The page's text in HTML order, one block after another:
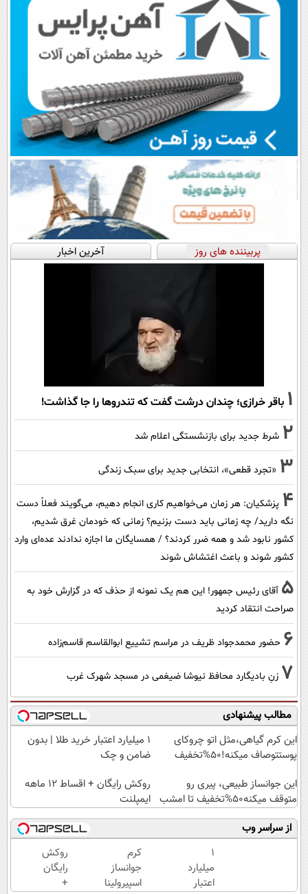
پربیننده های روز آخرین اخبار
1 باقر خرازی؛ چندان درشت گفت که تندروها را جا گذاشت!
2 شرط جدید برای بازنشستگی اعلام شد
3 «تجرد قطعی»، انتخابی جدید برای سبک زندگی
4 پزشکیان: هر زمان می‌خواهیم کاری انجام دهیم، می‌گویند فعلاً دست
نگه دارید/ چه زمانی باید دست بزنیم؟ زمانی که خودمان غرق شدیم،
کشور نابود شد و همه ضرر کردند؟ / همسایگان ما اجازه ندادند عده‌ای وارد
کشور شوند و باعث اغتشاش شوند
5 آقای رئیس جمهور! این هم یک نمونه از حذف که در گزارش خود به
صراحت انتقاد کردید
6 حضور محمدجواد ظریف در مراسم تشییع ابوالقاسم قاسم‌زاده
7 زنِ بادیگارد محافظ نیوشا ضیغمی در مسجد شهرک غرب
مطالب پیشنهادی
این کرم گیاهی،مثل اتو چروکای
پوستتوصاف میکنه!50%تخفیف
۱ میلیارد اعتبار خرید طلا | بدون
ضامن و چک
این جوانساز طبیعی، پیری رو
متوقف میکنه50%تخفیف تا امشب
روکش رایگان + اقساط ۱۲ ماهه
ایمپلنت
از سراسر وب
۱
میلیارد
اعتبار
کرم
جوانساز
اسپیرولینا
روکش
رایگان
+